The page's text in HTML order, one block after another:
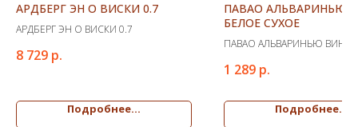
АРДБЕРГ ЭН О ВИСКИ 0.7
АРДБЕРГ ЭН О ВИСКИ 0.7
8 729 р.
Подробнее...
ПАВАО АЛЬВАРИНЬЮ
БЕЛОЕ СУХОЕ
ПАВАО АЛЬВАРИНЬЮ ВИНО
1 289 р.
Подробнее...